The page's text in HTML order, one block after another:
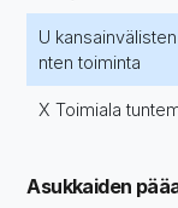
U
nten toiminta
X Toimiala
Asukkaiden